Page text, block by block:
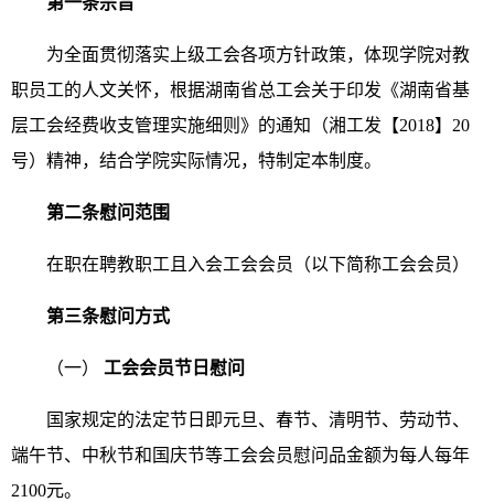
为全面贯彻落实上级工会各项方针政策，体现学院对教
职员工的人文关怀，根据湖南省总工会关于印发《湖南省基
层工会经费收支管理实施细则》的通知（湘工发【2018】20
号）精神，结合学院实际情况，特制定本制度。
第二条慰问范围
在职在聘教职工且入会工会会员（以下简称工会会员）
第三条慰问方式
（一） 工会会员节日慰问
国家规定的法定节日即元旦、春节、清明节、劳动节、
端午节、中秋节和国庆节等工会会员慰问品金额为每人每年
2100元。